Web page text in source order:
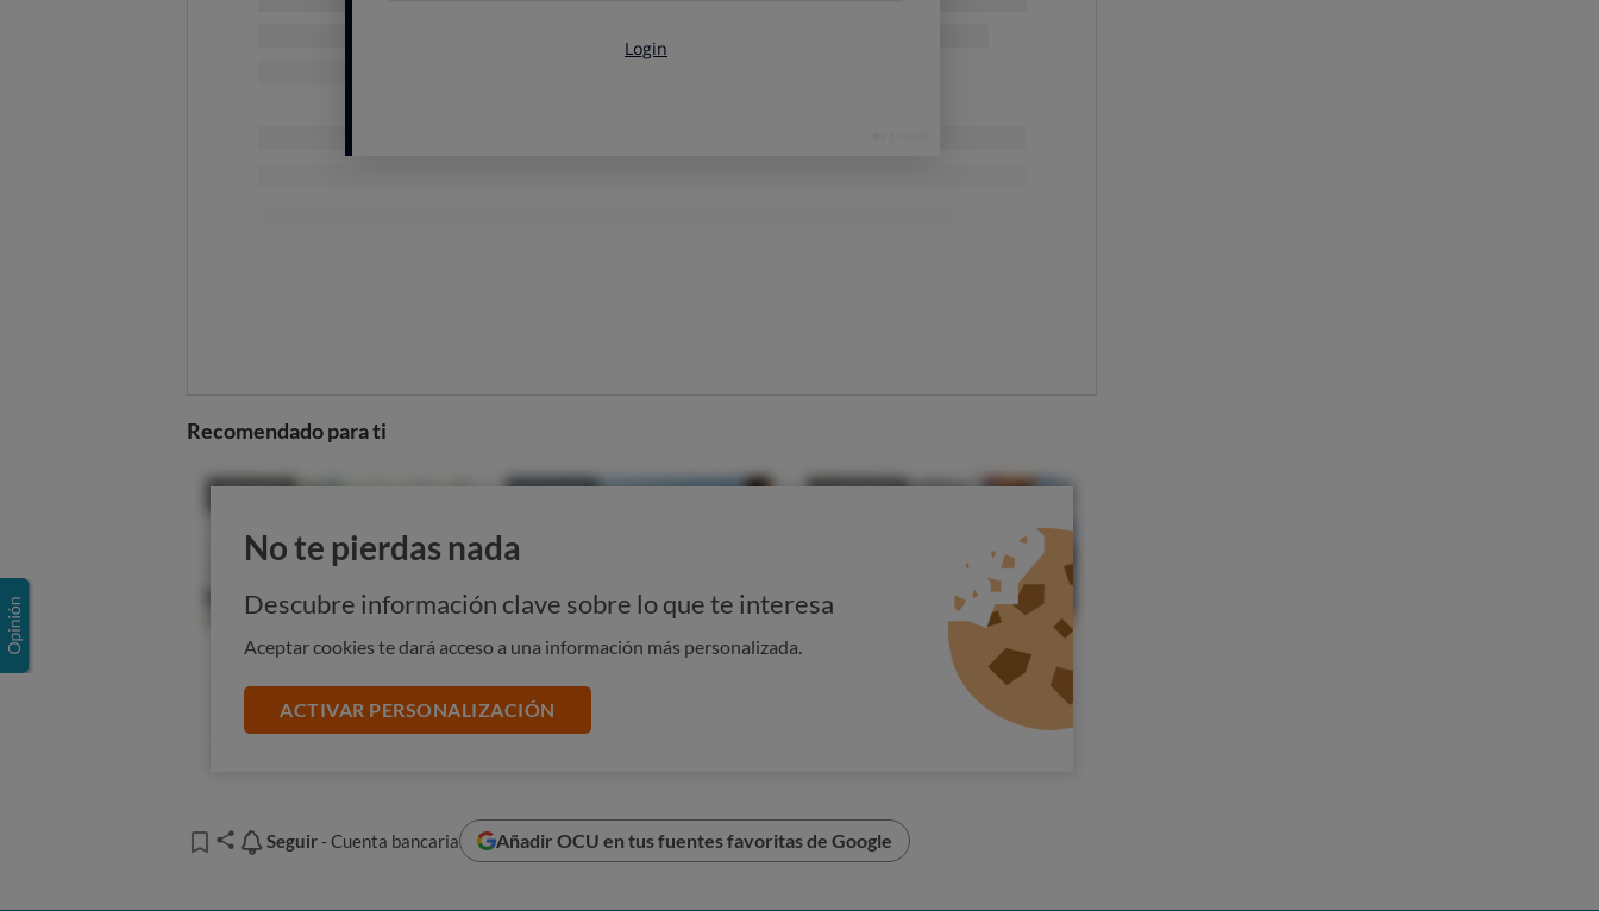
algunos de sus contratos a la larga acaben adptándose a las condiciones de la nueva entidad.
Recomendado para ti
No te pierdas nada
Descubre información clave sobre lo que te interesa
Aceptar cookies te dará acceso a una información más personalizada.
ACTIVAR PERSONALIZACIÓN
Seguir
Seguir - Cuenta bancaria Añadir OCU en tus fuentes favoritas de Google